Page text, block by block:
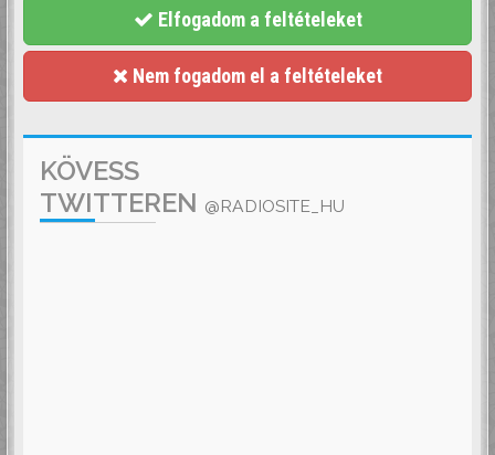
Elfogadom a feltételeket
Nem fogadom el a feltételeket
KÖVESS
TWITTEREN @RADIOSITE_HU